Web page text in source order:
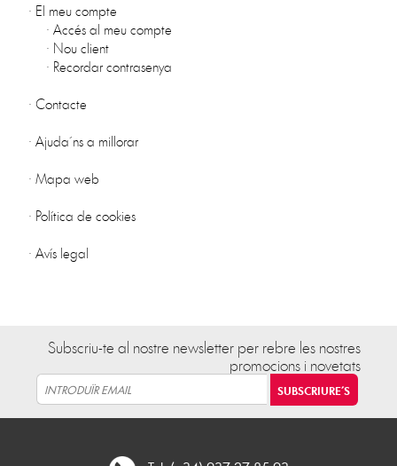
· El meu compte
· Accés al meu compte
· Nou client
· Recordar contrasenya
· Contacte
· Ajuda´ns a millorar
· Mapa web
· Política de cookies
· Avís legal
Subscriu-te al nostre newsletter per rebre les nostres
promocions i novetats